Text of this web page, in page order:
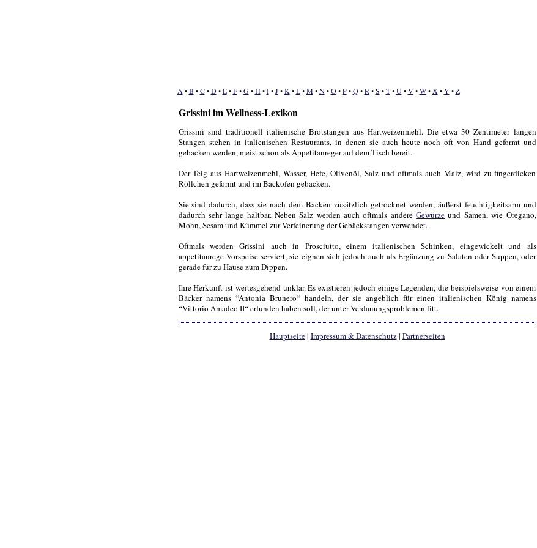
Grissini im Wellness-Lexikon
Grissini sind traditionell italienische Brotstangen aus Hartweizenmehl. Die etwa 30 Zentimeter langen
Stangen stehen in italienischen Restaurants, in denen sie auch heute noch oft von Hand geformt und
gebacken werden, meist schon als Appetitanreger auf dem Tisch bereit.
Der Teig aus Hartweizenmehl, Wasser, Hefe, Olivenöl, Salz und oftmals auch Malz, wird zu fingerdicken
Röllchen geformt und im Backofen gebacken.
Sie sind dadurch, dass sie nach dem Backen zusätzlich getrocknet werden, äußerst feuchtigkeitsarm und
dadurch sehr lange haltbar. Neben Salz werden auch oftmals andereGewürze und Samen, wie Oregano,
Mohn, Sesam und Kümmel zur Verfeinerung der Gebäckstangen verwendet.
Oftmals werden Grissini auch in Prosciutto, einem italienischen Schinken, eingewickelt und als
appetitanrege Vorspeise serviert, sie eignen sich jedoch auch als Ergänzung zu Salaten oder Suppen, oder
gerade für zu Hause zum Dippen.
Ihre Herkunft ist weitesgehend unklar. Es existieren jedoch einige Legenden, die beispielsweise von einem
Bäcker namens “Antonia Brunero“ handeln, der sie angeblich für einen italienischen König namens
“Vittorio Amadeo II“ erfunden haben soll, der unter Verdauungsproblemen litt.
Hauptseite| Impressum & Datenschutz| Partnerseiten
A •B •C•D•E•F•G•H•I•J•K •L•M•N•O•P•Q•R •S •T•U•V•W•X •Y•Z